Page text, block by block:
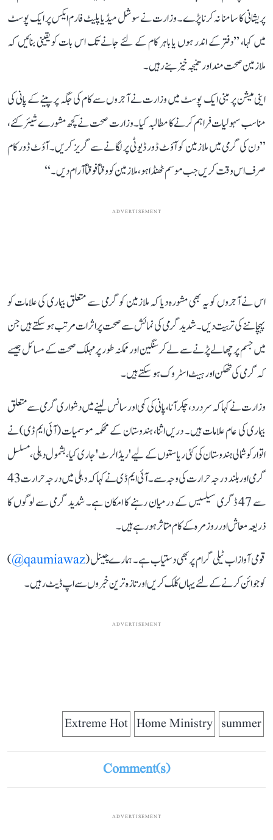
پریشانی کا سامنا نہ کرنا پڑے۔ وزارت نے سوشل میڈیا پلیٹ فارم ایکس پر ایک پوسٹ
میں کہا، ’’دفتر کے اندر ہوں یا باہر کام کے لئے جانے تک اس بات کو یقینی بنائیں کہ
ملازمین صحت مند اور تنیجہ خیز بنے رہیں۔
اینی میشن پر مبنی ایک پوسٹ میں وزارت نے آجروں سے کام کی جگہ پر پینے کے پانی کی
مناسب سہولیات فراہم کرنے کا مطالبہ کیا۔ وزارت صحت نے کچھ مشورے شیئر کئے،
’’دن کی گرمی میں ملازمین کو آؤٹ ڈور ڈیوٹی پر لگانے سے گریز کریں۔ آؤٹ ڈور کام
صرف اس وقت کریں جب موسم ٹھنڈا ہو، ملازمین کو وقتاً فوقتاً آرام دیں۔‘‘
ADVERTISEMENT
اس نے آجروں کو یہ بھی مشورہ دیا کہ ملازمین کو گرمی سے متعلق بیماری کی علامات کو
پہچاننے کی تربیت دیں۔ شدید گرمی کی نمائش سے صحت پر اثرات مرتب ہو سکتے ہیں جن
میں جسم پر چھالے پڑنے سے لے کر سنگین اور ممکنہ طور پر مہلک صحت کے مسائل جیسے
کہ گرمی کی تھکن اور ہیٹ اسٹروک ہو سکتے ہیں۔
وزارت نے کہا کہ سر درد، چکر آنا، پانی کی کمی اور سانس لینے میں دشواری گرمی سے متعلق
بیماری کی عام علامات ہیں۔ دریں اثنا، ہندوستان کے محکمہ موسمیات (آئی ایم ڈی) نے
اتوار کو شمالی ہندوستان کی کئی ریاستوں کے لیے 'ریڈ الرٹ' جاری کیا، بشمول دہلی، مسلسل
گرمی اور بلند درجہ حرارت کی وجہ سے۔ آئی ایم ڈی نے کہا کہ دہلی میں درجہ حرارت 43
سے 47 ڈگری سیلسیس کے درمیان رہنے کا امکان ہے۔ شدید گرمی سے لوگوں کا
ذریعہ معاش اور روزمرہ کے کام متاثر ہو رہے ہیں۔
قومی آواز اب ٹیلی گرام پر بھی دستیاب ہے۔ ہمارے چینل (qaumiawaz@
)
کو جوائن کرنے کے لئے یہاں کلک کریں اور تازہ ترین خبروں سے اپ ڈیٹ رہیں۔
ADVERTISEMENT
summer
Home Ministry
Extreme Hot
Comment(s)
ADVERTISEMENT